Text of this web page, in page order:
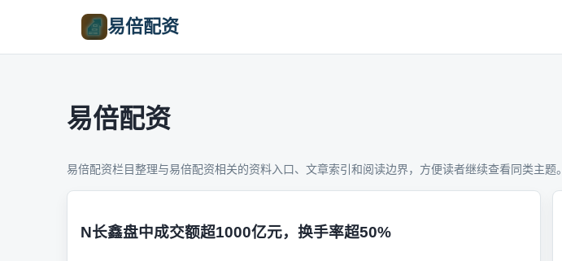
易倍配资
易倍配资
易倍配资栏目整理与易倍配资相关的资料入口、文章索引和阅读边界，方便读者继续查看同类主题。
N长鑫盘中成交额超1000亿元，换手率超50%